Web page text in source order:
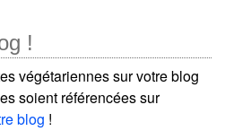
!
végétariennes sur votre blog
soient référencées sur
blog !